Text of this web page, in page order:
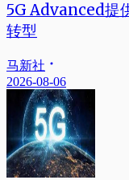
5G Advanced提
转型
马新社
2026-08-06